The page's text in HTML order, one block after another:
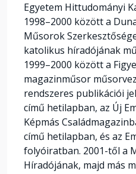
Egyetem Hittudományi
1998–2000 között a
Műsorok
katolikus híradójának
1999–2000 között a
magazinműsor
rendszeres publikációi
című hetilapban, az Új
Képmás
című hetilapban, és az
folyóiratban. 2001-től a
Híradójának, majd más